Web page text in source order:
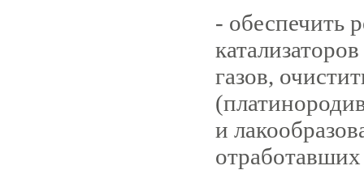
- обеспечить
газов,
и
отработавших